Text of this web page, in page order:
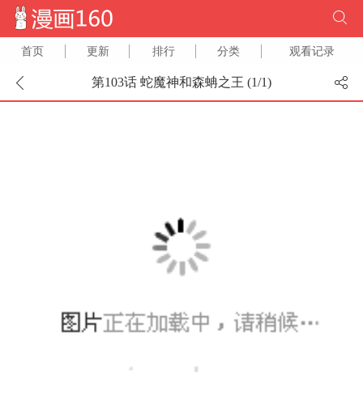
首页 更新 排行 分类 观看记录
第103话 蛇魔神和森蚺之王 (1/1)